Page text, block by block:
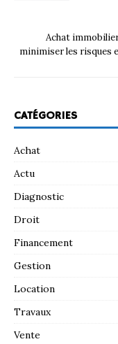
Achat
minimiser les risques
CATÉGORIES
Achat
Actu
Diagnostic
Droit
Financement
Gestion
Location
Travaux
Vente